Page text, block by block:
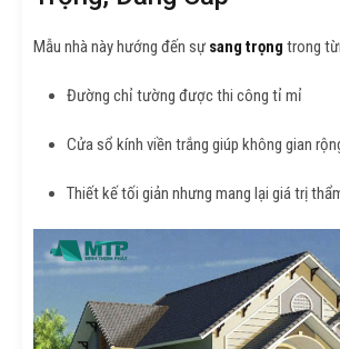
Mẫu nhà này hướng đến sự sang trọng trong
Đường chỉ tường được thi công tỉ mỉ
Cửa sổ kính viền trắng giúp không gian
Thiết kế tối giản nhưng mang lại giá trị